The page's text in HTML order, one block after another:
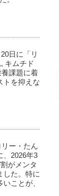
日に「リ
キムチド
課題に着
トを抑えな
ー・たん
、2026年3
がメンタ
した。特に
ことが、